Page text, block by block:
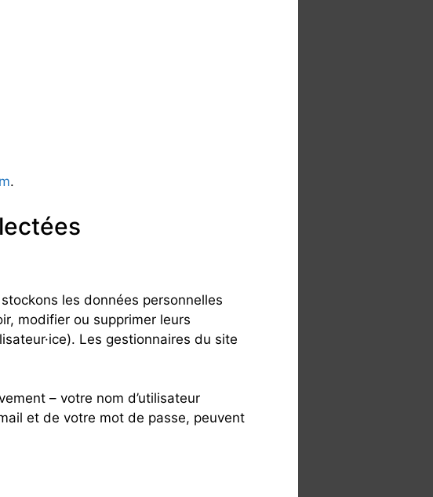
.
les données personnelles
modifier ou supprimer leurs
Les gestionnaires du site
– votre nom d’utilisateur
et de votre mot de passe, peuvent